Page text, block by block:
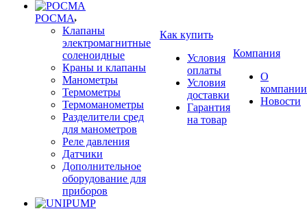
РОСМА
Клапаны
электромагнитные
соленоидные
Краны и клапаны
Манометры
Термометры
Термоманометры
Разделители сред
для манометров
Реле давления
Датчики
Дополнительное
оборудование для
приборов
Как купить
Условия
оплаты
Условия
доставки
Гарантия
на товар
Компания
О
компании
Новости